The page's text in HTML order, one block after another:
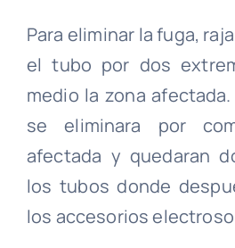
Para eliminar la fuga,
el tubo por dos
medio la zona
se eliminara por
afectada y quedaran
los tubos donde
los accesorios